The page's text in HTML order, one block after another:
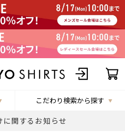
こだわり検索から探す
に関するお知らせ